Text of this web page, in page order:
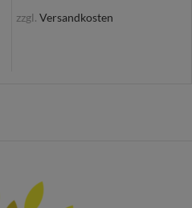
zzgl. Versandkosten